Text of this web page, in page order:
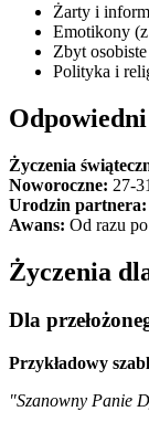
Żarty i
Emotikony
Zbyt
Polityka i
Życzenia
Noworoczne: 27-
Urodzin partnera:
Awans: Od razu po
Życzenia
Dla
Przykładowy
"Szanowny Panie